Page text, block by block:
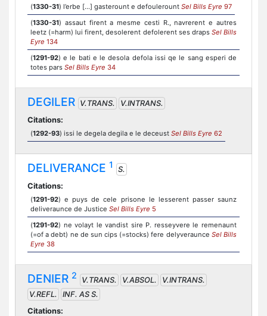
(1330-31) l’erbe [...] gasterount e defoulerount Sel Bills Eyre 97
(1330-31) assaut firent a mesme cesti R., navrerent e autres
leetz (=harm) lui firent, desolerent defolerent ses draps Sel Bills
Eyre 134
(1291-92) e le bati e le desola defola issi qe le sang esperi de
totes pars Sel Bills Eyre 34
DEGILER V.TRANS.
V.INTRANS.
Citations:
(1292-93) issi le degela degila e le deceust Sel Bills Eyre 62
DELIVERANCE 1
S.
Citations:
(1291-92) e puys de cele prisone le lesserent passer saunz
deliveraunce de Justice Sel Bills Eyre 5
(1291-92) ne volayt le vandist sire P. resseyvere le remenaunt
(=of a debt) ne de sun cips (=stocks) fere delyveraunce Sel Bills
Eyre 38
DENIER 2 V.TRANS. V.ABSOL.
V.INTRANS.
V.REFL.
INF. AS S.
Citations: